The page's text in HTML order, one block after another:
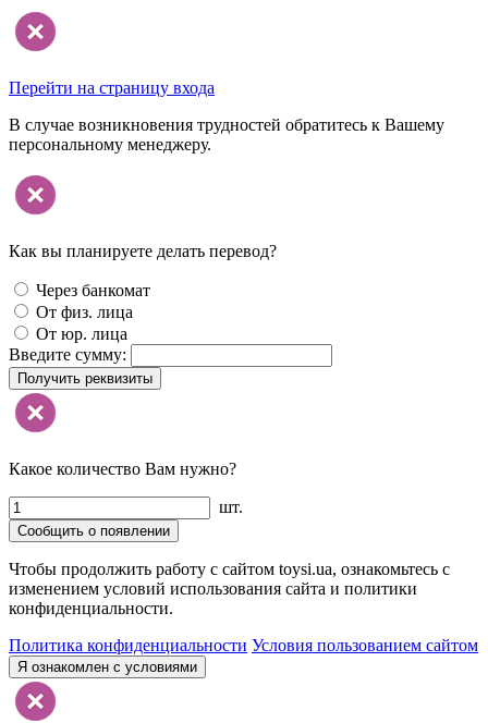
Перейти на страницу входа
В случае возникновения трудностей обратитесь к Вашему
персональному менеджеру.
Как вы планируете делать перевод?
Через банкомат
От физ. лица
От юр. лица
Введите сумму:
Получить реквизиты
Какое количество Вам нужно?
шт.
Сообщить о появлении
Чтобы продолжить работу с сайтом toysi.ua, ознакомьтесь с
изменением условий использования сайта и политики
конфиденциальности.
Политика конфиденциальности Условия пользованием сайтом
Я ознакомлен с условиями